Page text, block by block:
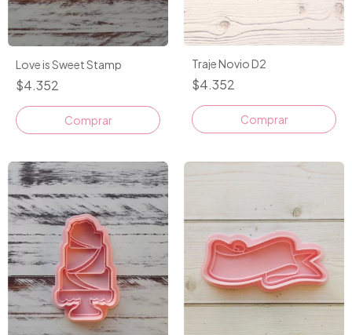
Love is Sweet Stamp
$4.352
Comprar
Traje Novio D2
$4.352
Comprar